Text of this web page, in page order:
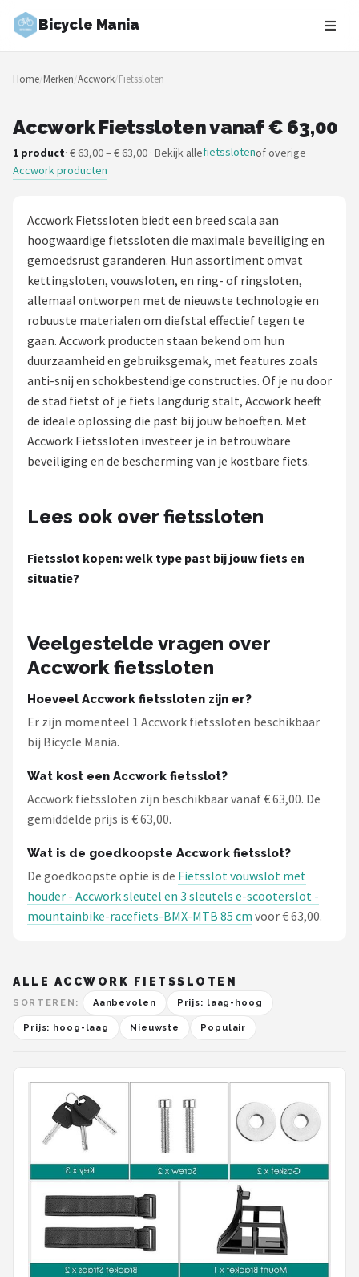
Bicycle Mania
Zoeken
NAVIGATIE
Merken
Fietsroutes
Kinderfietsen
Elektrische fietsen
Mountainbikes
Shop
POPULAIRE MERKEN
Volare
ABUS
New Looxs
Schwalbe
Shimano
Alle merken →
Home/Merken/Accwork/Fietssloten
Accwork Fietssloten vanaf € 63,00
1 product· € 63,00 – € 63,00 · Bekijk allefietsslotenof overige
Accwork producten
Accwork Fietssloten biedt een breed scala aan
hoogwaardige fietssloten die maximale beveiliging en
gemoedsrust garanderen. Hun assortiment omvat
kettingsloten, vouwsloten, en ring- of ringsloten,
allemaal ontworpen met de nieuwste technologie en
robuuste materialen om diefstal effectief tegen te
gaan. Accwork producten staan bekend om hun
duurzaamheid en gebruiksgemak, met features zoals
anti-snij en schokbestendige constructies. Of je nu door
de stad fietst of je fiets langdurig stalt, Accwork heeft
de ideale oplossing die past bij jouw behoeften. Met
Accwork Fietssloten investeer je in betrouwbare
beveiliging en de bescherming van je kostbare fiets.
Lees ook over fietssloten
Fietsslot kopen: welk type past bij jouw fiets en
situatie?
Veelgestelde vragen over
Accwork fietssloten
Hoeveel Accwork fietssloten zijn er?
Er zijn momenteel 1 Accwork fietssloten beschikbaar
bij Bicycle Mania.
Wat kost een Accwork fietsslot?
Accwork fietssloten zijn beschikbaar vanaf € 63,00. De
gemiddelde prijs is € 63,00.
Wat is de goedkoopste Accwork fietsslot?
De goedkoopste optie is de Fietsslot vouwslot met
houder - Accwork sleutel en 3 sleutels e-scooterslot -
mountainbike-racefiets-BMX-MTB 85 cm voor € 63,00.
ALLE ACCWORK FIETSSLOTEN
SORTEREN: Aanbevolen Prijs: laag-hoog
Prijs: hoog-laag Nieuwste Populair